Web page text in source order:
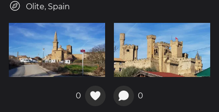
Olite, Spain
0 0